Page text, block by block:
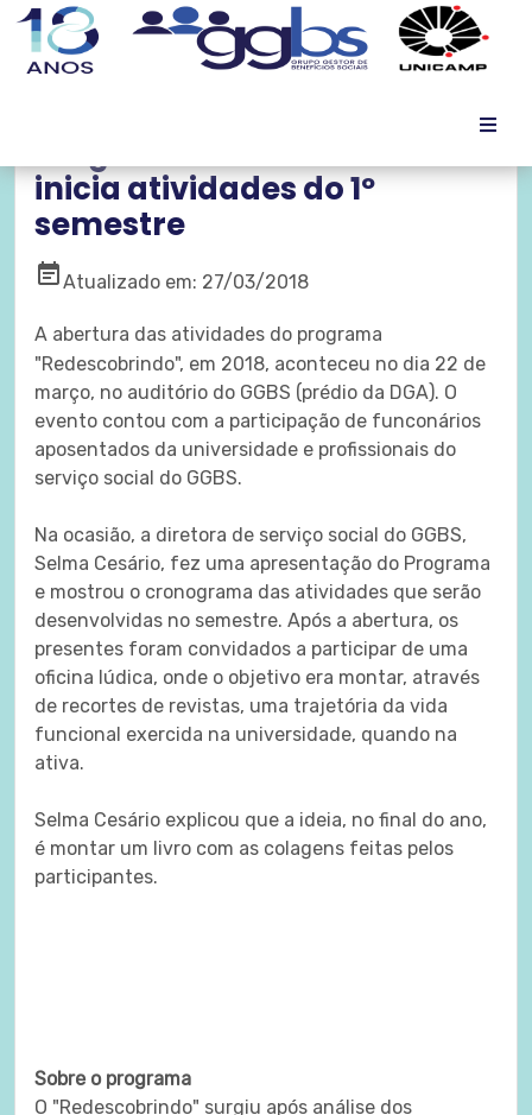
inicia atividades do 1º
semestre
event_noteAtualizado em: 27/03/2018
A abertura das atividades do programa
"Redescobrindo", em 2018, aconteceu no dia 22 de
março, no auditório do GGBS (prédio da DGA). O
evento contou com a participação de funconários
aposentados da universidade e profissionais do
serviço social do GGBS.
Na ocasião, a diretora de serviço social do GGBS,
Selma Cesário, fez uma apresentação do Programa
e mostrou o cronograma das atividades que serão
desenvolvidas no semestre. Após a abertura, os
presentes foram convidados a participar de uma
oficina lúdica, onde o objetivo era montar, através
de recortes de revistas, uma trajetória da vida
funcional exercida na universidade, quando na
ativa.
Selma Cesário explicou que a ideia, no final do ano,
é montar um livro com as colagens feitas pelos
participantes.
Sobre o programa
O "Redescobrindo" surgiu após análise dos